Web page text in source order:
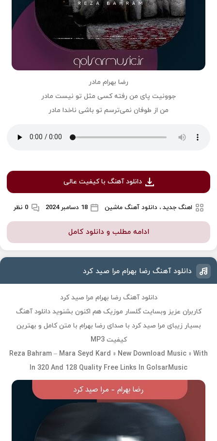
رضا بهرام مادر
جوونیت پای من رفته کسی مثل تو نیست مادر
من از طوفان نمی‌ترسم تو باشی ناخدا مادر
دانلود آهنگ با کیفیت عالی
اهنگ جدید ، دانلود آهنگ ماشین 18 دسامبر 2024 0 نظر
ادامه مطلب و دانلود کامل
دانلود آهنگ رضا بهرام مرا صید کرد
دانلود آهنگ رضا بهرام مرا صید کرد
کاربران عزیز وبسایت گلسار موزیک هم اکنون بشنوید دانلود آهنگ
بسیار زیبای مرا صید کرد با صدای رضا بهرام با متن کامل و بهترین
کیفیت MP3
Reza Bahram – Mara Seyd Kard » New Download Music » With
In 320 And 128 Quality Free Links In GolsarMusic